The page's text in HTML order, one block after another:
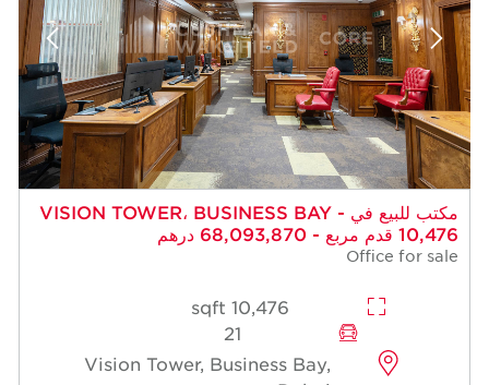
مكتب للبيع في VISION TOWER، BUSINESS BAY -
10,476 قدم مربع - 68,093,870 درهم
Office for sale
10,476 sqft
21
Vision Tower, Business Bay,